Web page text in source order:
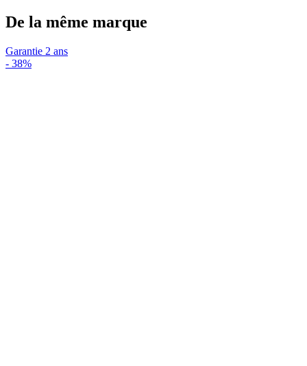
De la même marque
Garantie 2 ans
- 38%